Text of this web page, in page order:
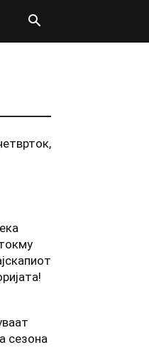
сезона